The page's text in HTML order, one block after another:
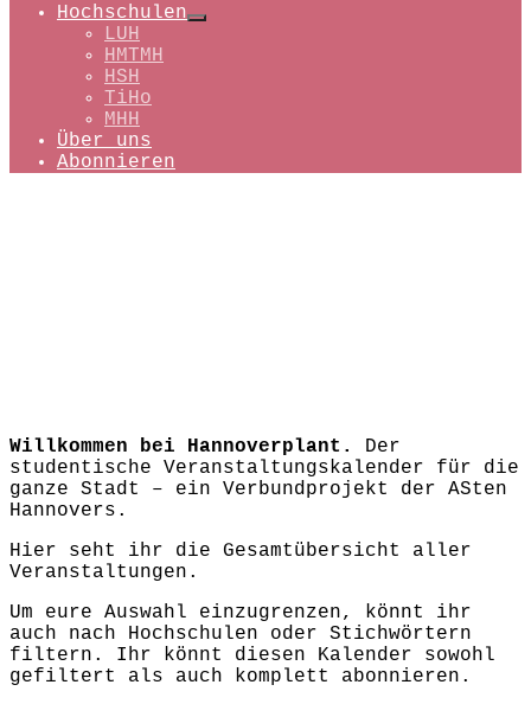
Hochschulen
LUH
HMTMH
HSH
TiHo
MHH
Über uns
Abonnieren
Willkommen bei Hannoverplant.
Der
studentische Veranstaltungskalender für die
ganze Stadt – ein Verbundprojekt der ASten
Hannovers.
Hier seht ihr die Gesamtübersicht aller
Veranstaltungen.
Um eure Auswahl einzugrenzen, könnt ihr
auch nach Hochschulen oder Stichwörtern
filtern. Ihr könnt diesen Kalender sowohl
gefiltert als auch komplett abonnieren.